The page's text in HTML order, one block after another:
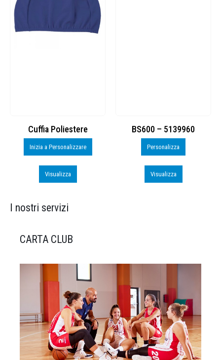
Cuffia Poliestere
Inizia a Personalizzare
Visualizza
BS600 – 5139960
Personalizza
Visualizza
I nostri servizi
CARTA CLUB